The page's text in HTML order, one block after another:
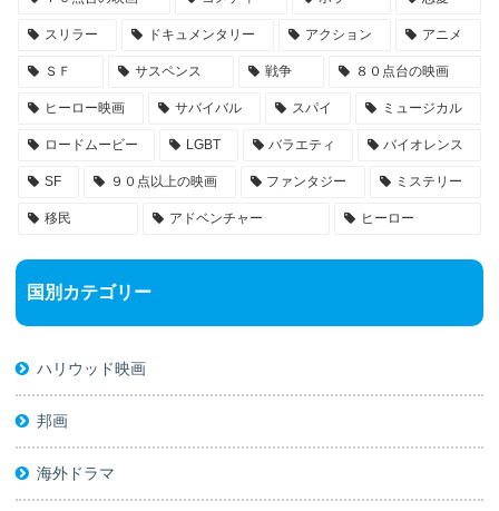
スリラー ドキュメンタリー アクション アニメ
ＳＦ サスペンス 戦争 ８０点台の映画
ヒーロー映画 サバイバル スパイ ミュージカル
ロードムービー LGBT バラエティ バイオレンス
SF ９０点以上の映画 ファンタジー ミステリー
移民 アドベンチャー ヒーロー
国別カテゴリー
ハリウッド映画
邦画
海外ドラマ